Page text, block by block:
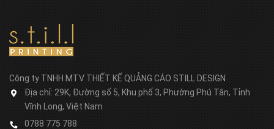
Công ty TNHH MTV THIẾT KẾ QUẢNG CÁO STILL DESIGN
Địa chỉ: 29K, Đường số 5, Khu phố 3, Phường Phú Tân, Tỉnh
Vĩnh Long, Việt Nam
0788 775 788